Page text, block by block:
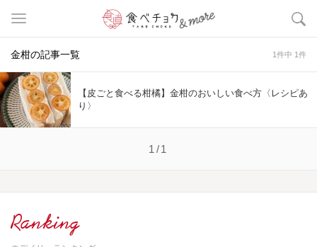
金柑の記事一覧 1件中 1件
【皮ごと食べる柑橘】金柑のおいしい食べ方〈レシピあ
り〉
1/1
Ranking